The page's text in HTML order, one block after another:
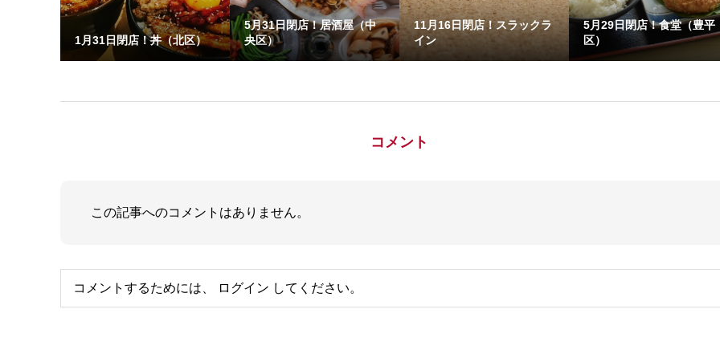
1月31日閉店！丼（北区）
5月31日閉店！居酒屋（中
央区）
11月16日閉店！スラックラ
イン
5月29日閉店！食堂（豊平
区）
コメント
この記事へのコメントはありません。
コメントするためには、 ログイン してください。